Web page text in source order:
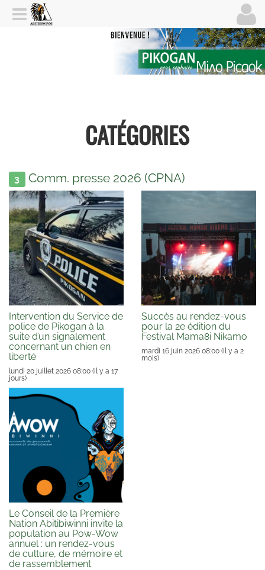
CATÉGORIES
3 Comm. presse 2026 (CPNA)
Intervention du Service de
police de Pikogan à la
suite d’un signalement
concernant un chien en
liberté
lundi 20 juillet 2026 08:00 (il y a 17
jours)
Succès au rendez-vous
pour la 2e édition du
Festival Mama8i Nikamo
mardi 16 juin 2026 08:00 (il y a 2
mois)
Le Conseil de la Première
Nation Abitibiwinni invite la
population au Pow-Wow
annuel : un rendez-vous
de culture, de mémoire et
de rassemblement